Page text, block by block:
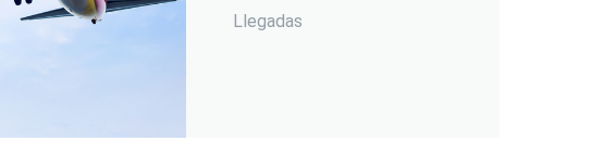
Llegadas